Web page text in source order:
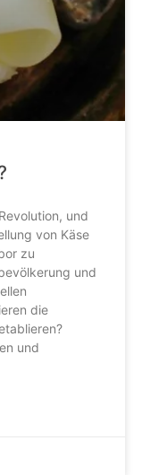
und
von Käse
zu
und
die
und